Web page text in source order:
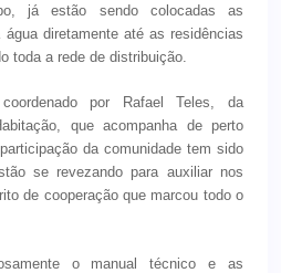
já estão sendo colocadas as
diretamente até as residências
toda a rede de distribuição.
por Rafael Teles, da
que acompanha de perto
da comunidade tem sido
se revezando para auxiliar nos
de cooperação que marcou todo o
o manual técnico e as